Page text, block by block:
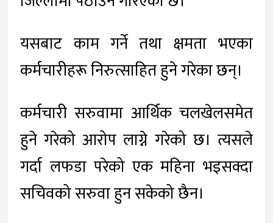
यसबाट काम गर्ने तथा क्षमता भएका
कर्मचारीहरू निरुत्साहित हुने गरेका छन्।
कर्मचारी सरुवामा आर्थिक चलखेलसमेत
हुने गरेको आरोप लाग्ने गरेको छ। त्यसले
गर्दा लफडा परेको एक महिना भइसक्दा
सचिवको सरुवा हुन सकेको छैन।